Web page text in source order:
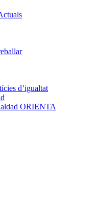
d’igualtat
ORIENTA